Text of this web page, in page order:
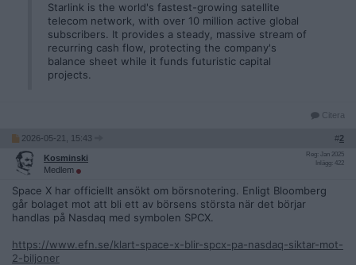
Starlink is the world's fastest-growing satellite
telecom network, with over 10 million active global
subscribers. It provides a steady, massive stream of
recurring cash flow, protecting the company's
balance sheet while it funds futuristic capital
projects.
Citera
2026-05-21, 15:43 #2
Kosminski
Medlem
Reg: Jan 2025
Inlägg: 422
Space X har officiellt ansökt om börsnotering. Enligt Bloomberg
går bolaget mot att bli ett av börsens största när det börjar
handlas på Nasdaq med symbolen SPCX.
https://www.efn.se/klart-space-x-blir-spcx-pa-nasdaq-siktar-mot-
2-biljoner